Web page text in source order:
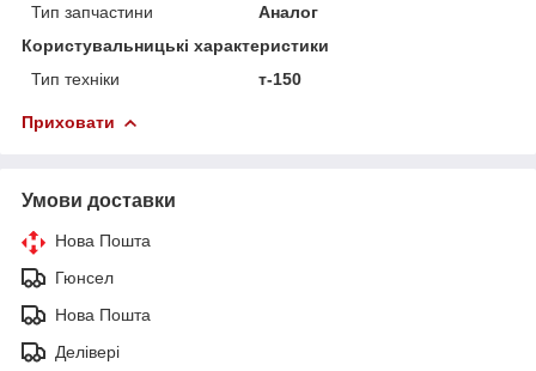
Тип запчастини
Аналог
Користувальницькі характеристики
Тип техніки
т-150
Приховати
Умови доставки
Нова Пошта
Гюнсел
Нова Пошта
Делівері